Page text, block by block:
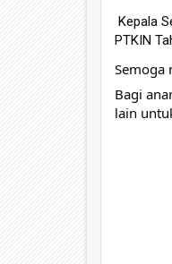
Kepala
PTKIN
Semoga
Bagi
lain